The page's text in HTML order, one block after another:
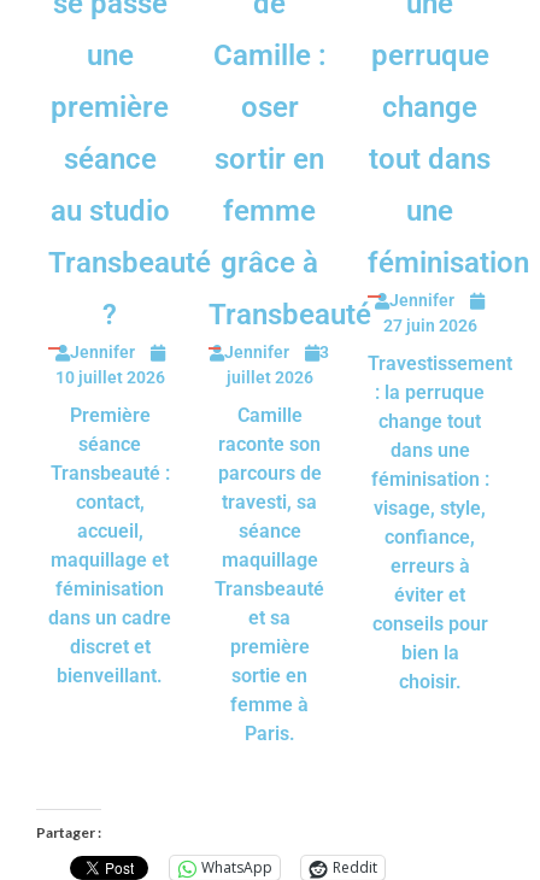
une
première
séance
au studio
Transbeauté
?
Jennifer
10 juillet 2026
Première
séance
Transbeauté :
contact,
accueil,
maquillage et
féminisation
dans un cadre
discret et
bienveillant.
Camille :
oser
sortir en
femme
grâce à
Transbeauté
Jennifer
3
juillet 2026
Camille
raconte son
parcours de
travesti, sa
séance
maquillage
Transbeauté
et sa
première
sortie en
femme à
Paris.
perruque
change
tout dans
une
féminisation
Jennifer
27 juin 2026
Travestissement
: la perruque
change tout
dans une
féminisation :
visage, style,
confiance,
erreurs à
éviter et
conseils pour
bien la
choisir.
Partager :
WhatsApp
Reddit